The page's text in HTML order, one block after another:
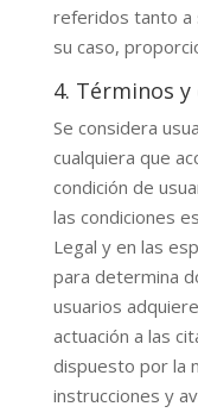
referidos tanto a
su caso,
4. Términos
Se considera
cualquiera que
condición de
las condiciones
Legal y en las
para determina
usuarios
actuación a las
dispuesto por la
instrucciones y